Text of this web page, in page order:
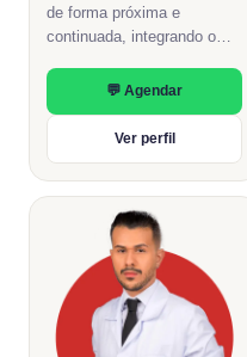
de forma próxima e
continuada, integrando o
💬 Agendar
Ver perfil